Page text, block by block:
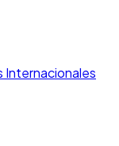
Internacionales